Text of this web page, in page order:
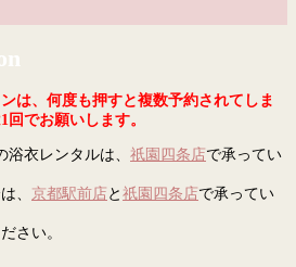
は、何度も押すと複数予約されてしま
でお願いします。
衣レンタルは、 祇園四条店で承ってい
、 京都駅前店 と 祇園四条店で承ってい
さい。